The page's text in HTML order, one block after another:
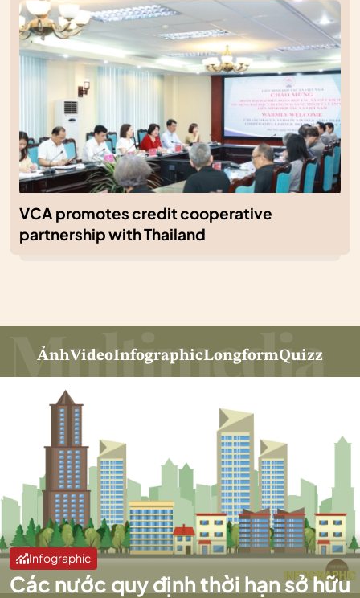
VCA promotes credit cooperative
partnership with Thailand
ẢnhVideoInfographicLongformQuizz
Infographic
Các nước quy định thời hạn sở hữu